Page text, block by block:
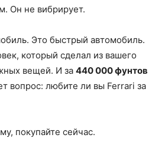
Он не вибрирует.
Это быстрый автомобиль.
который сделал из вашего
вещей. И за 440 000 фунтов
вопрос: любите ли вы Ferrari за
покупайте сейчас.